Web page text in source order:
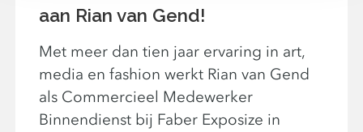
aan Rian van Gend!
Met meer dan tien jaar ervaring in art,
media en fashion werkt Rian van Gend
als Commercieel Medewerker
Binnendienst bij Faber Exposize in